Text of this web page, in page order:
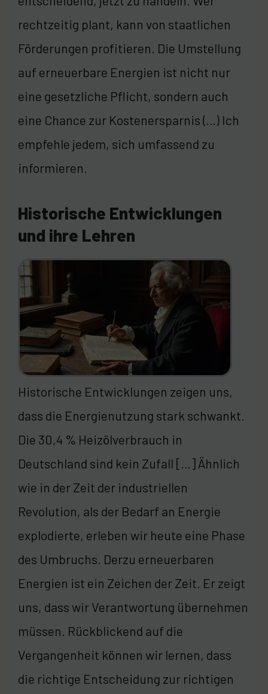
rechtzeitig plant, kann von staatlichen
Förderungen profitieren. Die Umstellung
auf erneuerbare Energien ist nicht nur
eine gesetzliche Pflicht, sondern auch
eine Chance zur Kostenersparnis (…) Ich
empfehle jedem, sich umfassend zu
informieren.
Historische Entwicklungen
und ihre Lehren
Historische Entwicklungen zeigen uns,
dass die Energienutzung stark schwankt.
Die 30,4 % Heizölverbrauch in
Deutschland sind kein Zufall […] Ähnlich
wie in der Zeit der industriellen
Revolution, als der Bedarf an Energie
explodierte, erleben wir heute eine Phase
des Umbruchs. Derzu erneuerbaren
Energien ist ein Zeichen der Zeit. Er zeigt
uns, dass wir Verantwortung übernehmen
müssen. Rückblickend auf die
Vergangenheit können wir lernen, dass
die richtige Entscheidung zur richtigen